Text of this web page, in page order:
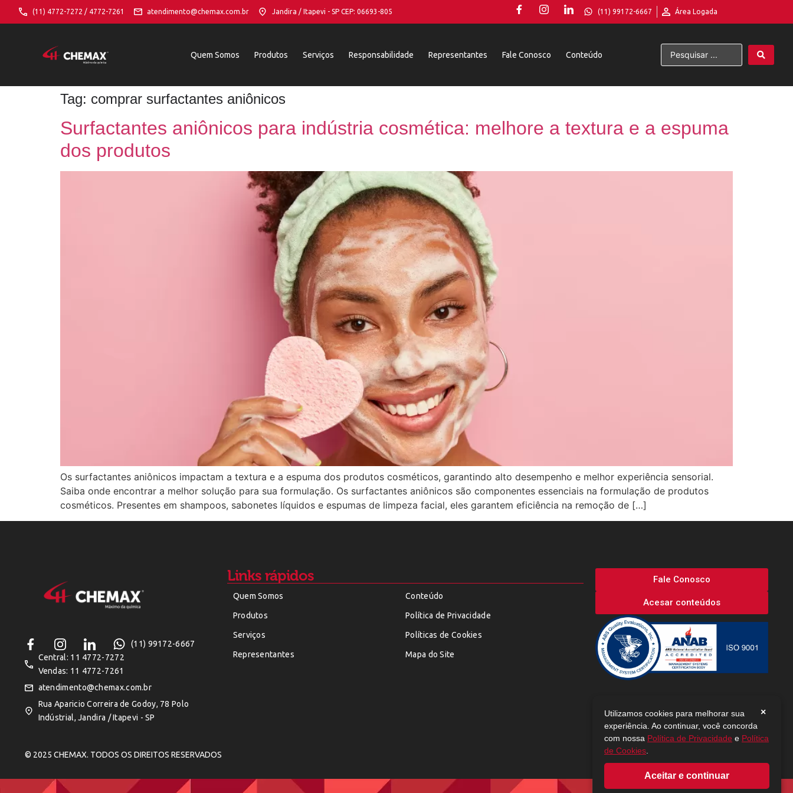
(11) 4772-7272 / 4772-7261 atendimento@chemax.com.br Jandira / Itapevi - SP CEP: 06693-805 (11) 99172-6667 Área Logada
Quem Somos Produtos Serviços Responsabilidade Representantes Fale Conosco Conteúdo
Tag: comprar surfactantes aniônicos
Surfactantes aniônicos para indústria cosmética: melhore a textura e a espuma
dos produtos
Os surfactantes aniônicos impactam a textura e a espuma dos produtos cosméticos, garantindo alto desempenho e melhor experiência sensorial.
Saiba onde encontrar a melhor solução para sua formulação. Os surfactantes aniônicos são componentes essenciais na formulação de produtos
cosméticos. Presentes em shampoos, sabonetes líquidos e espumas de limpeza facial, eles garantem eficiência na remoção de […]
(11) 99172-6667
Central: 11 4772-7272
Vendas: 11 4772-7261
atendimento@chemax.com.br
Rua Aparicio Correira de Godoy, 78 Polo
Indústrial, Jandira / Itapevi - SP
Links rápidos
Quem Somos
Produtos
Serviços
Representantes
Conteúdo
Política de Privacidade
Políticas de Cookies
Mapa do Site
Fale Conosco
Acesar conteúdos
© 2025 CHEMAX. TODOS OS DIREITOS RESERVADOS
×
Utilizamos cookies para melhorar sua
experiência. Ao continuar, você concorda
com nossa Política de Privacidade e Política
de Cookies
Aceitar e continuar